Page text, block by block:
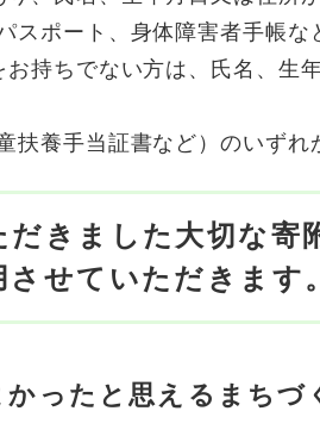
スポート、身体障害者手帳な
お持ちでない方は、氏名、生
扶養手当証書など）のいずれ
だきました大切な寄
せていただきます。
かったと思えるまちづ